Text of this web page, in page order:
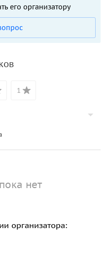
его организатору
1
нет
организатора: